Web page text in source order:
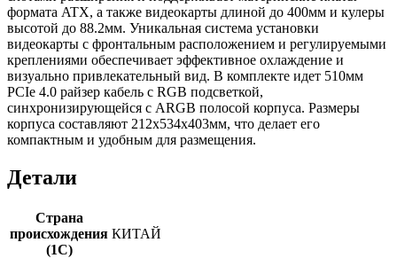
формата ATX, а также видеокарты длиной до 400мм и кулеры
высотой до 88.2мм. Уникальная система установки
видеокарты с фронтальным расположением и регулируемыми
креплениями обеспечивает эффективное охлаждение и
визуально привлекательный вид. В комплекте идет 510мм
PCIe 4.0 райзер кабель с RGB подсветкой,
синхронизирующейся с ARGB полосой корпуса. Размеры
корпуса составляют 212х534х403мм, что делает его
компактным и удобным для размещения.
Детали
Страна
происхождения
(1С)
КИТАЙ